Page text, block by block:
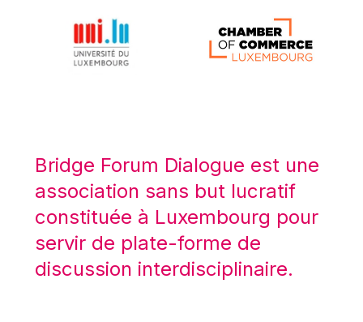
Lucas Papademos
Máire Geoghegan-Quinn
Mario Centeno
Mario Monti
Maroš ŠEFČOVIČ
Martin Bailey
Martine Reicherts
Bridge Forum Dialogue est une
association sans but lucratif
constituée à Luxembourg pour
servir de plate-forme de
discussion interdisciplinaire.